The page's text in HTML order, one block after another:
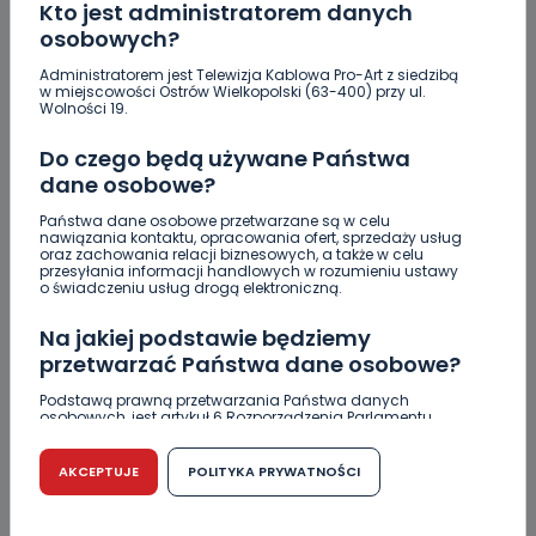
Kto jest administratorem danych
osobowych?
Administratorem jest Telewizja Kablowa Pro-Art z siedzibą
w miejscowości Ostrów Wielkopolski (63-400) przy ul.
Wolności 19.
Do czego będą używane Państwa
dane osobowe?
Państwa dane osobowe przetwarzane są w celu
nawiązania kontaktu, opracowania ofert, sprzedaży usług
oraz zachowania relacji biznesowych, a także w celu
przesyłania informacji handlowych w rozumieniu ustawy
o świadczeniu usług drogą elektroniczną.
Na jakiej podstawie będziemy
przetwarzać Państwa dane osobowe?
Podstawą prawną przetwarzania Państwa danych
osobowych, jest artykuł 6 Rozporządzenia Parlamentu
r. w sprawie ochrony osób fizycznych w związku z
przetwarzaniem danych osobowych w sprawie
swobodnego przepływu takich danych oraz uchylenia
dyrektywy 95/46/WE (RODO).
AKCEPTUJE POLITYKA PRYWATNOŚCI
Nastolatek w szpitalu po zderzeniu osobówki z
motocyklem
Uważaj na oszustwo! Przychodzą maile z
Jak wybrać prostownicę do włosów puszących się i
Skomentuj ten wpis jako pierwszy!
DOŁĄCZ DO DYSKUSJI